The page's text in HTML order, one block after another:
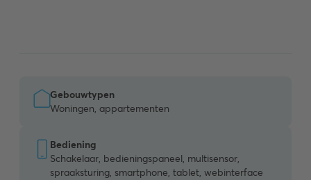
Gebouwtypen
Woningen, appartementen
Bediening
Schakelaar, bedieningspaneel, multisensor,
spraaksturing, smartphone, tablet, webinterface